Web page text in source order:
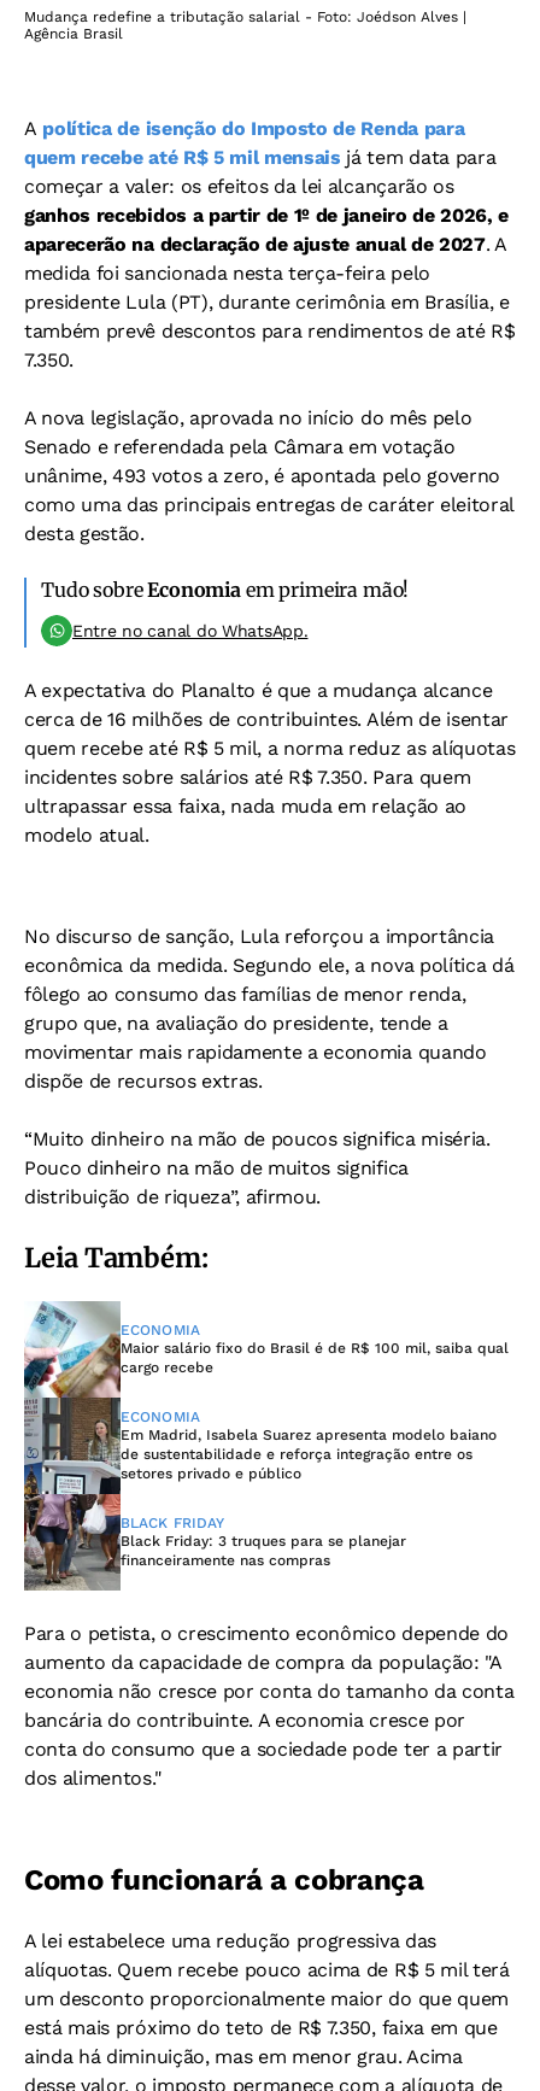
Mudança redefine a tributação salarial - Foto: Joédson Alves |
Agência Brasil
A política de isenção do Imposto de Renda para
quem recebe até R$ 5 mil mensais já tem data para
começar a valer: os efeitos da lei alcançarão os
ganhos recebidos a partir de 1º de janeiro de 2026, e
aparecerão na declaração de ajuste anual de 2027. A
medida foi sancionada nesta terça-feira pelo
presidente Lula (PT), durante cerimônia em Brasília, e
também prevê descontos para rendimentos de até R$
7.350.
A nova legislação, aprovada no início do mês pelo
Senado e referendada pela Câmara em votação
unânime, 493 votos a zero, é apontada pelo governo
como uma das principais entregas de caráter eleitoral
desta gestão.
Tudo sobreEconomia em primeira mão!
Entre no canal do WhatsApp.
A expectativa do Planalto é que a mudança alcance
cerca de 16 milhões de contribuintes. Além de isentar
quem recebe até R$ 5 mil, a norma reduz as alíquotas
incidentes sobre salários até R$ 7.350. Para quem
ultrapassar essa faixa, nada muda em relação ao
modelo atual.
No discurso de sanção, Lula reforçou a importância
econômica da medida. Segundo ele, a nova política dá
fôlego ao consumo das famílias de menor renda,
grupo que, na avaliação do presidente, tende a
movimentar mais rapidamente a economia quando
dispõe de recursos extras.
“Muito dinheiro na mão de poucos significa miséria.
Pouco dinheiro na mão de muitos significa
distribuição de riqueza”, afirmou.
Leia Também:
ECONOMIA
Maior salário fixo do Brasil é de R$ 100 mil, saiba qual
cargo recebe
ECONOMIA
Em Madrid, Isabela Suarez apresenta modelo baiano
de sustentabilidade e reforça integração entre os
setores privado e público
BLACK FRIDAY
Black Friday: 3 truques para se planejar
financeiramente nas compras
Para o petista, o crescimento econômico depende do
aumento da capacidade de compra da população: "A
economia não cresce por conta do tamanho da conta
bancária do contribuinte. A economia cresce por
conta do consumo que a sociedade pode ter a partir
dos alimentos."
Como funcionará a cobrança
A lei estabelece uma redução progressiva das
alíquotas. Quem recebe pouco acima de R$ 5 mil terá
um desconto proporcionalmente maior do que quem
está mais próximo do teto de R$ 7.350, faixa em que
ainda há diminuição, mas em menor grau. Acima
desse valor, o imposto permanece com a alíquota de